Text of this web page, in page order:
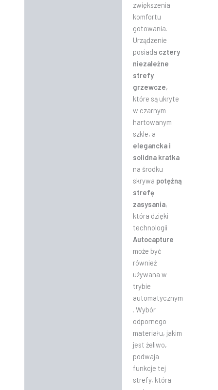
zwiększenia
komfortu
gotowania.
Urządzenie
posiada cztery
niezależne
strefy
grzewcze,
które są ukryte
w czarnym
hartowanym
szkle, a
elegancka i
solidna kratka
na środku
skrywa potężną
strefę
zasysania,
która dzięki
technologii
Autocapture
może być
również
używana w
trybie
automatycznym
. Wybór
odpornego
materiału, jakim
jest żeliwo,
podwaja
funkcje tej
strefy, która